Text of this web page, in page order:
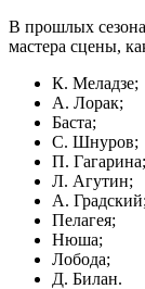
В прошлых
мастера сцены,
К. Меладзе;
А. Лорак;
Баста;
С. Шнуров;
П. Гагарина;
Л. Агутин;
А. Градский;
Пелагея;
Нюша;
Лобода;
Д. Билан.